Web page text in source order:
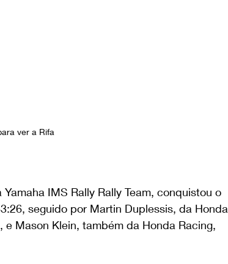
ver a Rifa
IMS Rally Rally Team, conquistou o
seguido por Martin Duplessis, da Honda
Mason Klein, também da Honda Racing,